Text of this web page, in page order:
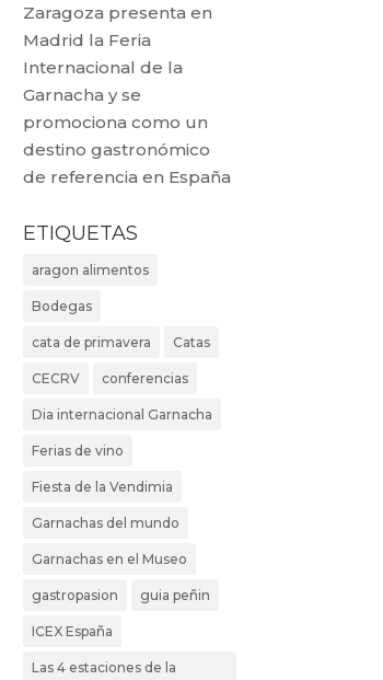
Zaragoza presenta en
Madrid la Feria
Internacional de la
Garnacha y se
promociona como un
destino gastronómico
de referencia en España
ETIQUETAS
aragon alimentos
Bodegas
cata de primavera Catas
CECRV conferencias
Dia internacional Garnacha
Ferias de vino
Fiesta de la Vendimia
Garnachas del mundo
Garnachas en el Museo
gastropasion guia peñin
ICEX España
Las 4 estaciones de la